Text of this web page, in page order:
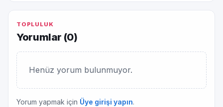
TOPLULUK
Yorumlar (0)
Henüz yorum bulunmuyor.
Yorum yapmak için Üye girişi yapın.